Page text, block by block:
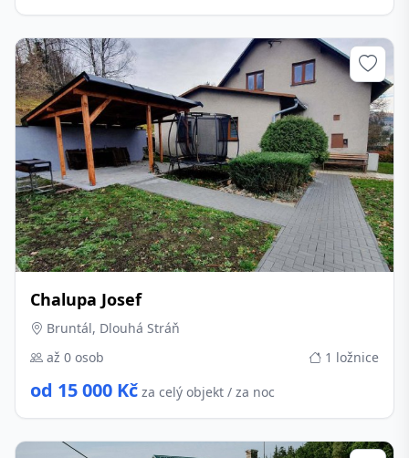
Chalupa Josef
Bruntál, Dlouhá Stráň
až 0 osob
1 ložnice
od 15 000 Kč za celý objekt / za noc